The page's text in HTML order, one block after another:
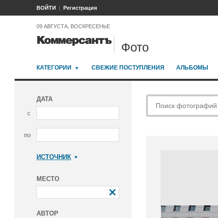
ВОЙТИ Регистрация
09 АВГУСТА, ВОСКРЕСЕНЬЕ
Фото
КАТЕГОРИИ СВЕЖИЕ ПОСТУПЛЕНИЯ АЛЬБОМЫ
ДАТА
с
по
ИСТОЧНИК
МЕСТО
АВТОР